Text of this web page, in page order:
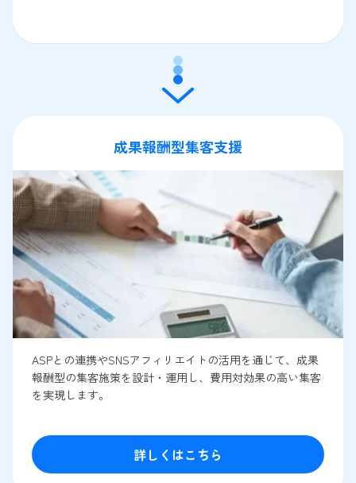
成果報酬型集客支援
ASPとの連携やSNSアフィリエイトの活用を通じて、成果
報酬型の集客施策を設計・運用し、費用対効果の高い集客
を実現します。
詳しくはこちら